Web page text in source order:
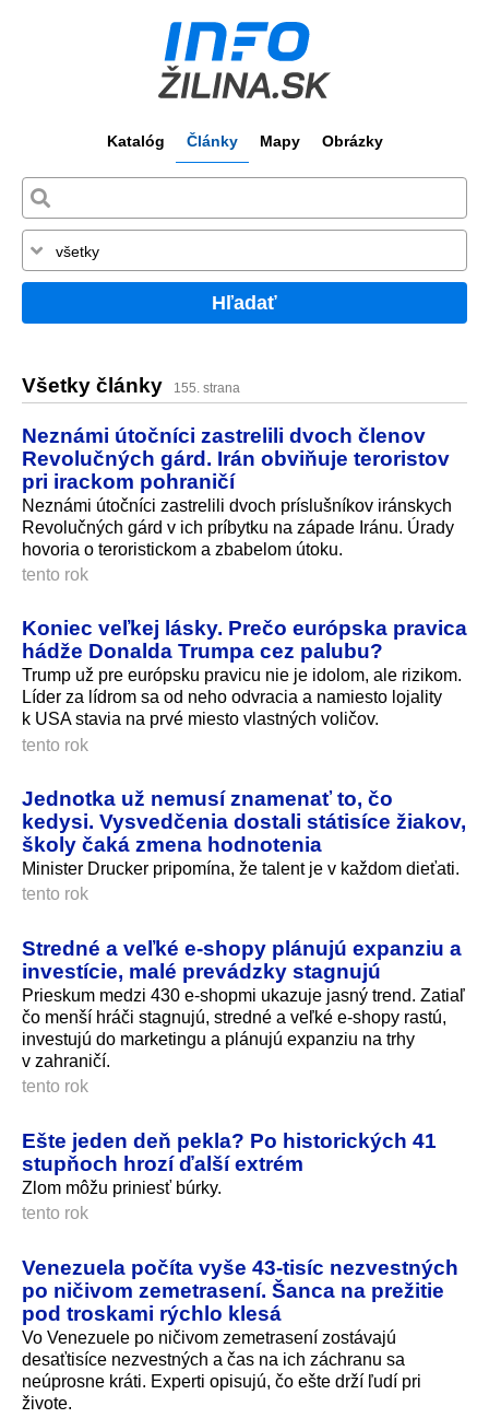
Katalóg Články Mapy Obrázky
Hľadať
Všetky články 155. strana
Neznámi útočníci zastrelili dvoch členov
Revolučných gárd. Irán obviňuje teroristov
pri irackom pohraničí
Neznámi útočníci zastrelili dvoch príslušníkov iránskych
Revolučných gárd v ich príbytku na západe Iránu. Úrady
hovoria o teroristickom a zbabelom útoku.
tento rok
Koniec veľkej lásky. Prečo európska pravica
hádže Donalda Trumpa cez palubu?
Trump už pre európsku pravicu nie je idolom, ale rizikom.
Líder za lídrom sa od neho odvracia a namiesto lojality
k USA stavia na prvé miesto vlastných voličov.
tento rok
Jednotka už nemusí znamenať to, čo
kedysi. Vysvedčenia dostali státisíce žiakov,
školy čaká zmena hodnotenia
Minister Drucker pripomína, že talent je v každom dieťati.
tento rok
Stredné a veľké e-shopy plánujú expanziu a
investície, malé prevádzky stagnujú
Prieskum medzi 430 e‑shopmi ukazuje jasný trend. Zatiaľ
čo menší hráči stagnujú, stredné a veľké e‑shopy rastú,
investujú do marketingu a plánujú expanziu na trhy
v zahraničí.
tento rok
Ešte jeden deň pekla? Po historických 41
stupňoch hrozí ďalší extrém
Zlom môžu priniesť búrky.
tento rok
Venezuela počíta vyše 43‑tisíc nezvestných
po ničivom zemetrasení. Šanca na prežitie
pod troskami rýchlo klesá
Vo Venezuele po ničivom zemetrasení zostávajú
desaťtisíce nezvestných a čas na ich záchranu sa
neúprosne kráti. Experti opisujú, čo ešte drží ľudí pri
živote.